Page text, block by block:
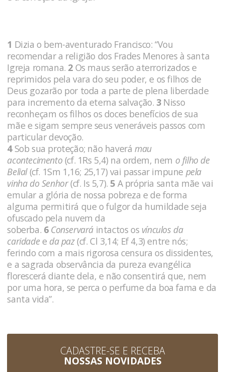
1 Dizia o bem-aventurado Francisco: “Vou
recomendar a religião dos Fra­des Menores à santa
Igreja romana. 2 Os maus serão aterrorizados e
reprimidos pela vara do seu poder, e os filhos de
Deus gozarão por toda a parte de plena liberdade
para incremento da eterna salvação. 3Nisso
reconheçam os filhos os doces benefícios de sua
mãe e sigam sempre seus veneráveis passos com
parti­cular devoção.
4Sob sua proteção; não haverá mau
acontecimento (cf. 1Rs 5,4) na ordem, nem o filho de
Belial(cf. 1Sm 1,16; 25,17) vai passar impune pela
vinha do Senhor(cf. Is 5,7). 5 A própria santa mãe vai
emular a glória de nossa pobreza e de forma
alguma permitirá que o fulgor da humildade seja
ofuscado pela nuvem da
soberba. 6Conservará intactos os vínculos da
caridadee da paz(cf. Cl 3,14; Ef 4,3) entre nós;
ferindo com a mais rigorosa censura os dissidentes,
e a sagrada observância da pureza evangélica
florescerá diante dela, e não consentirá que, nem
por uma hora, se perca o perfume da boa fama e da
santa vida”.
CADASTRE-SE E RECEBA
NOSSAS NOVIDADES